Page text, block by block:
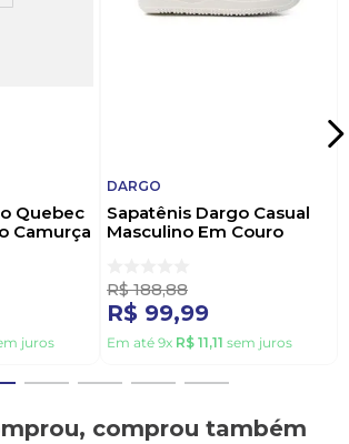
Quebec
Camurça
juros
DARGO
Sapatênis Dargo Casual
Masculino Em Couro
R$ 188,88
R$ 99,99
Em até 9x R$ 11,11 sem juros
comprou também